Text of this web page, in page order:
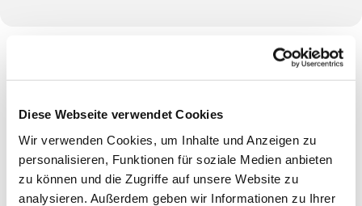
Diese Webseite verwendet Cookies
Wir verwenden Cookies, um Inhalte und Anzeigen zu
personalisieren, Funktionen für soziale Medien anbieten
zu können und die Zugriffe auf unsere Website zu
analysieren. Außerdem geben wir Informationen zu Ihrer
Aufgrund immer größerer Nachfrage, haben wir einen
am
Mittwoch, den 15.11. in der Johanneskirche
mit Kaffee oder Tee und Keksen, danach verschiedene
Karten-, Würfel- und Brettspiele oder/und gemeinsame Stadt-
Land-Fluss- oder Bingo-Runden.